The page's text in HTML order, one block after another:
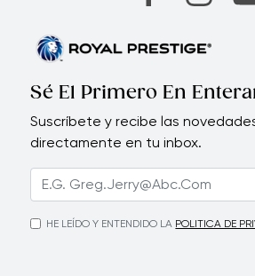
Sé El Primero En
Suscríbete y recibe las
directamente en tu inbox.
HE LEÍDO Y ENTENDIDO LA POLITICA DE